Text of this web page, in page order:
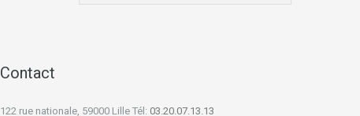
Contact
122 rue nationale, 59000 Lille Tél: 03.20.07.13.13